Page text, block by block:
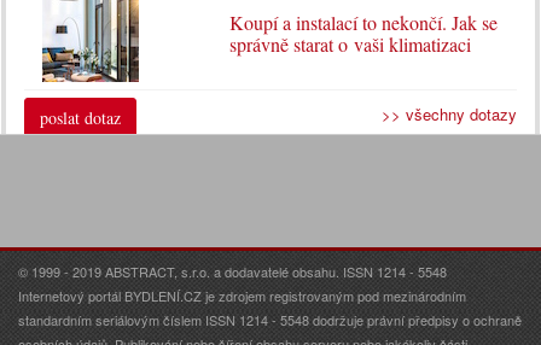
Koupí a instalací to nekončí. Jak se
správně starat o vaši klimatizaci
poslat dotaz >> všechny dotazy
© 1999 - 2019 ABSTRACT, s.r.o. a dodavatelé obsahu. ISSN 1214 - 5548
Internetový portál BYDLENÍ.CZ je zdrojem registrovaným pod mezinárodním
standardním seriálovým číslem ISSN 1214 - 5548 dodržuje právní předpisy o ochraně